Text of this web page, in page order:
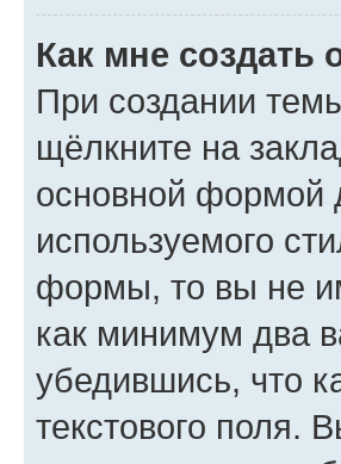
Как мне создать
При создании
щёлкните на
основной формой
используемого
формы, то вы не
как минимум два
убедившись, что
текстового поля.